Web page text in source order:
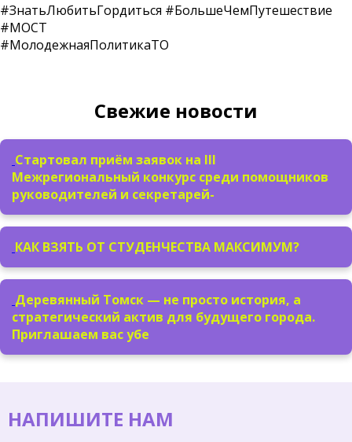
#ЗнатьЛюбитьГордиться #БольшеЧемПутешествие
#МОСТ
#МолодежнаяПолитикаТО
Свежие новости
Стартовал приём заявок на III
Межрегиональный конкурс среди помощников
руководителей и секретарей-
КАК ВЗЯТЬ ОТ СТУДЕНЧЕСТВА МАКСИМУМ?
Деревянный Томск — не просто история, а
стратегический актив для будущего города.
Приглашаем вас убе
НАПИШИТЕ НАМ